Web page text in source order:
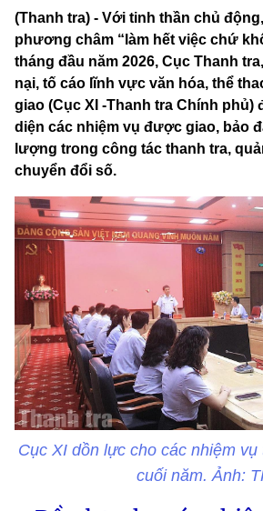
(Thanh tra) - Với tinh thần chủ
phương châm “làm hết việc chứ
tháng đầu năm 2026, Cục Thanh
nại, tố cáo lĩnh vực văn hóa, thể
giao (Cục XI -Thanh tra Chính phủ)
diện các nhiệm vụ được giao, bảo
lượng trong công tác thanh tra,
chuyển đổi số.
Cục XI dồn lực cho các nhiệm
cuối năm. Ảnh: